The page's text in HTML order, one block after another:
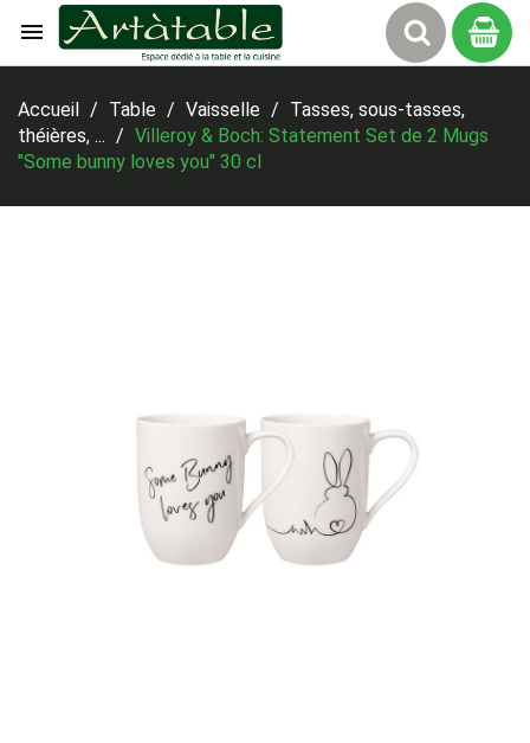

Accueil
Table Vaisselle
Tasses, sous-tasses,
théières, ...
Villeroy & Boch: Statement Set de 2 Mugs
"Some bunny loves you" 30 cl